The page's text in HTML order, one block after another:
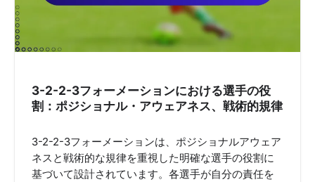
i
o
n
3-2-2-3フォーメーションにおける選手の役
割：ポジショナル・アウェアネス、戦術的規律
3-2-2-3フォーメーションは、ポジショナルアウェア
ネスと戦術的な規律を重視した明確な選手の役割に
基づいて設計されています。各選手が自分の責任を